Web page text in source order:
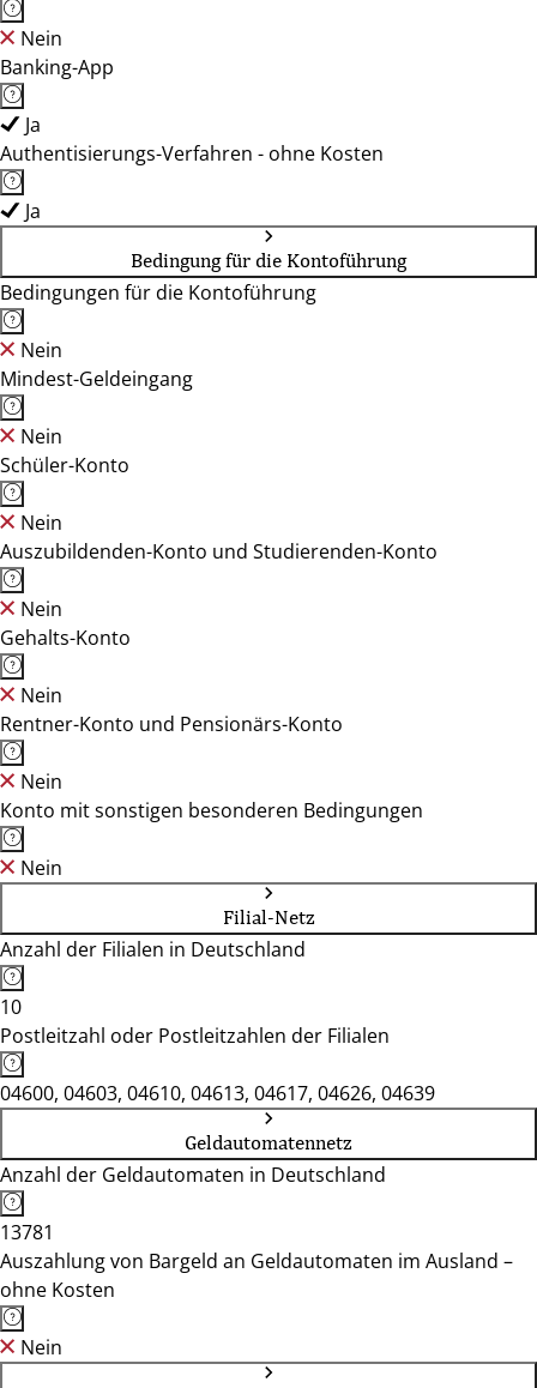
Nein
Banking-App
Ja
Authentisierungs-Verfahren - ohne Kosten
Ja
Bedingung für die Kontoführung
Bedingungen für die Kontoführung
Nein
Mindest-Geldeingang
Nein
Schüler-Konto
Nein
Auszubildenden-Konto und Studierenden-Konto
Nein
Gehalts-Konto
Nein
Rentner-Konto und Pensionärs-Konto
Nein
Konto mit sonstigen besonderen Bedingungen
Nein
Filial-Netz
Anzahl der Filialen in Deutschland
10
Postleitzahl oder Postleitzahlen der Filialen
04600, 04603, 04610, 04613, 04617, 04626, 04639
Geldautomatennetz
Anzahl der Geldautomaten in Deutschland
13781
Auszahlung von Bargeld an Geldautomaten im Ausland –
ohne Kosten
Nein